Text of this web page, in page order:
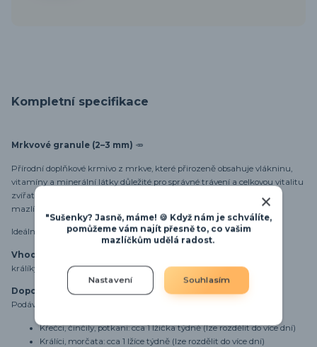
Kompletní specifikace
Mrkvové granule (2–3 mm) 🥕
Přírodní doplňkové krmivo z mrkve, které přirozeně obsahuje vlákninu,
vitamíny a minerální látky důležité pro správné trávení a celkovou vitalitu
zvířat. Díky malé velikosti granulí (2–3 mm) jsou vhodné i pro malé
mazlíčky a snadno se dávkují.
Ideální jako pamlsek nebo zpestření krmné dávky.
Vhodné pro:
králíky, morčata, činčily, křečky, potkany, koně a další mazlíčky
Doporučené dávkování:
Podávejte přiměřeně dle velikosti zvířete jako doplněk jídelníčku.
Křečci, činčily, potkani: cca 1 lžička týdně (lze rozdělit do více dní)
Králíci, morčata: cca 1 lžíce týdně (lze rozdělit do více dní)
"Sušenky? Jasně, máme! 🍪 Když nám je schválíte,
pomůžeme vám najít přesně to, co vašim
mazlíčkům udělá radost.
Nastavení Souhlasím